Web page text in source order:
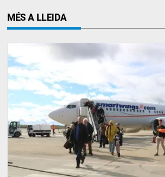
MÉS A LLEIDA